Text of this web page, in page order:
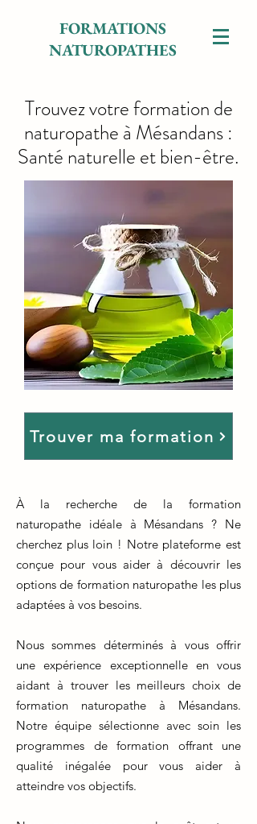
FORMATIONS
NATUROPATHES
Trouvez votre formation de
naturopathe à Mésandans :
Santé naturelle et bien-être.
Trouver ma formation
À la recherche de la formation
naturopathe idéale à Mésandans ? Ne
cherchez plus loin ! Notre plateforme est
conçue pour vous aider à découvrir les
options de formation naturopathe les plus
adaptées à vos besoins.
Nous sommes déterminés à vous offrir
une expérience exceptionnelle en vous
aidant à trouver les meilleurs choix de
formation naturopathe à Mésandans.
Notre équipe sélectionne avec soin les
programmes de formation offrant une
qualité inégalée pour vous aider à
atteindre vos objectifs.